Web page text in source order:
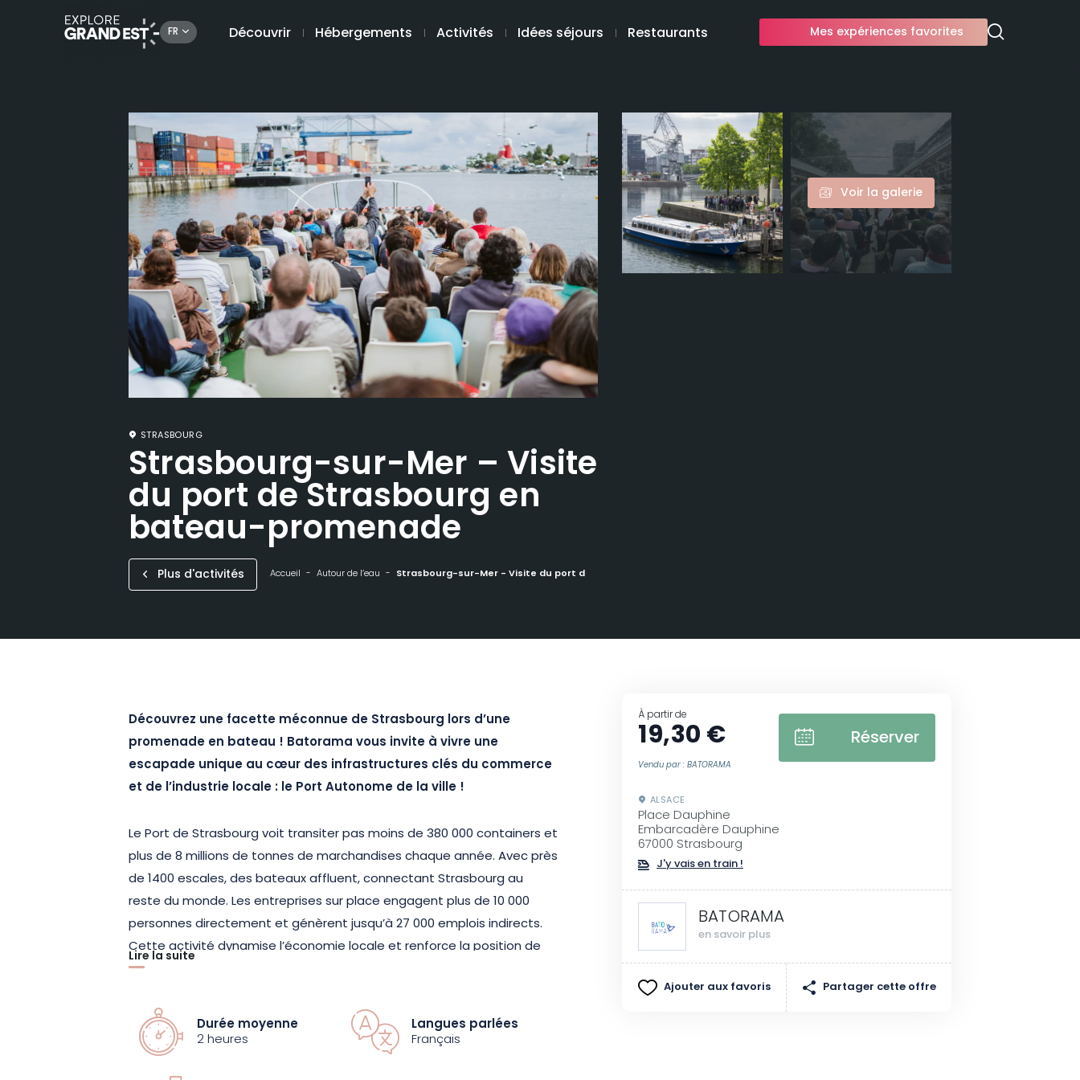
FR Découvrir Hébergements Activités Idées séjours Restaurants Mes expériences favorites
Voir la galerie
STRASBOURG
Strasbourg-sur-Mer – Visite
du port de Strasbourg en
bateau-promenade
Plus d'activités Accueil Autour de l’eau Strasbourg-sur-Mer - Visite du port de Strasbourg en bateau-promenade
Découvrez une facette méconnue de Strasbourg lors d’une
promenade en bateau ! Batorama vous invite à vivre une
escapade unique au cœur des infrastructures clés du commerce
et de l’industrie locale : le Port Autonome de la ville !
Le Port de Strasbourg voit transiter pas moins de 380 000 containers et
plus de 8 millions de tonnes de marchandises chaque année. Avec près
de 1400 escales, des bateaux affluent, connectant Strasbourg au
reste du monde. Les entreprises sur place engagent plus de 10 000
personnes directement et génèrent jusqu’à 27 000 emplois indirects.
Cette activité dynamise l’économie locale et renforce la position de
l’Alsace sur les scènes nationale et internationale.
Au cours de cette croisière de 2 heures en bateau-promenade,
couvert ou découvert selon la saison, vous quitterez le centre-ville
pour explorer des zones encore méconnues. Vous découvrirez les
Lire la suite
Durée moyenne
2 heures
Langues parlées
Français
À partir de
19,30 €
Vendu par : BATORAMA
Réserver
ALSACE
Place Dauphine
Embarcadère Dauphine
67000 Strasbourg
J'y vais en train !
BATORAMA
en savoir plus
Ajouter aux favoris Partager cette offre